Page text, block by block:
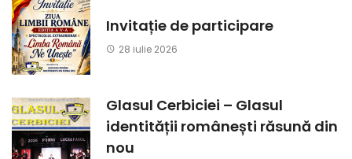
Invitație de participare
28 iulie 2026
Glasul Cerbiciei – Glasul
identității românești răsună din
nou